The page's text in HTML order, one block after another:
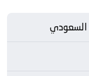
السعودي